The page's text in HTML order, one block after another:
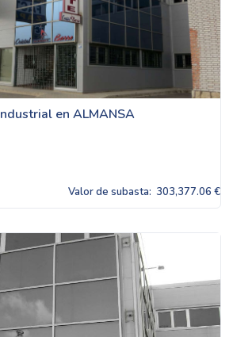
en ALMANSA
Valor de subasta: 303,377.06 €